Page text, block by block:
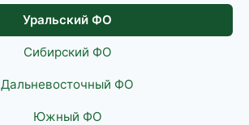
Уральский ФО
Сибирский ФО
Дальневосточный ФО
Южный ФО